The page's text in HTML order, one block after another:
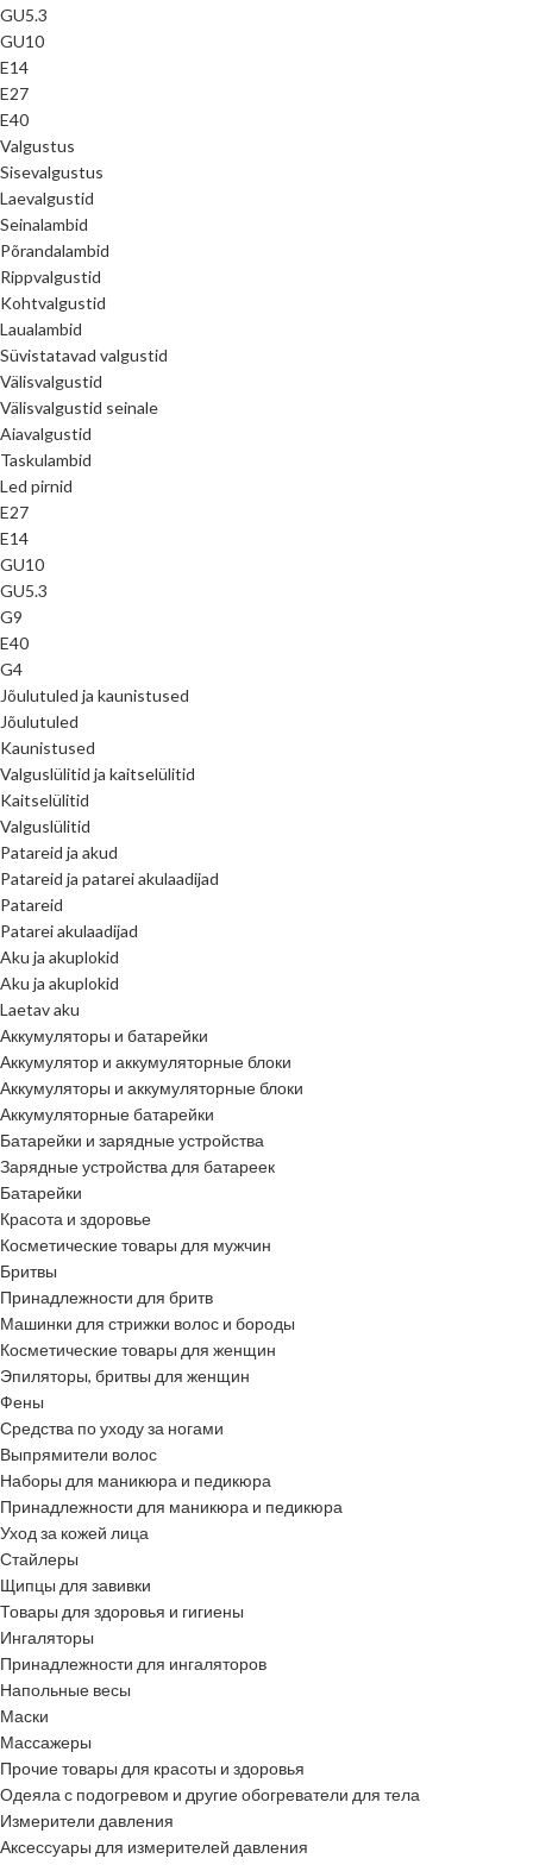
GU5.3
GU10
E14
E27
E40
Valgustus
Sisevalgustus
Laevalgustid
Seinalambid
Põrandalambid
Rippvalgustid
Kohtvalgustid
Laualambid
Süvistatavad valgustid
Välisvalgustid
Välisvalgustid seinale
Aiavalgustid
Taskulambid
Led pirnid
E27
E14
GU10
GU5.3
G9
E40
G4
Jõulutuled ja kaunistused
Jõulutuled
Kaunistused
Valguslülitid ja kaitselülitid
Kaitselülitid
Valguslülitid
Patareid ja akud
Patareid ja patarei akulaadijad
Patareid
Patarei akulaadijad
Aku ja akuplokid
Aku ja akuplokid
Laetav aku
Аккумуляторы и батарейки
Аккумулятор и аккумуляторные блоки
Аккумуляторы и аккумуляторные блоки
Аккумуляторные батарейки
Батарейки и зарядные устройства
Зарядные устройства для батареек
Батарейки
Красота и здоровье
Косметические товары для мужчин
Бритвы
Принадлежности для бритв
Машинки для стрижки волос и бороды
Косметические товары для женщин
Эпиляторы, бритвы для женщин
Фены
Средства по уходу за ногами
Выпрямители волос
Наборы для маникюра и педикюра
Принадлежности для маникюра и педикюра
Уход за кожей лица
Стайлеры
Щипцы для завивки
Товары для здоровья и гигиены
Ингаляторы
Принадлежности для ингаляторов
Напольные весы
Маски
Массажеры
Прочие товары для красоты и здоровья
Одеяла с подогревом и другие обогреватели для тела
Измерители давления
Аксессуары для измерителей давления